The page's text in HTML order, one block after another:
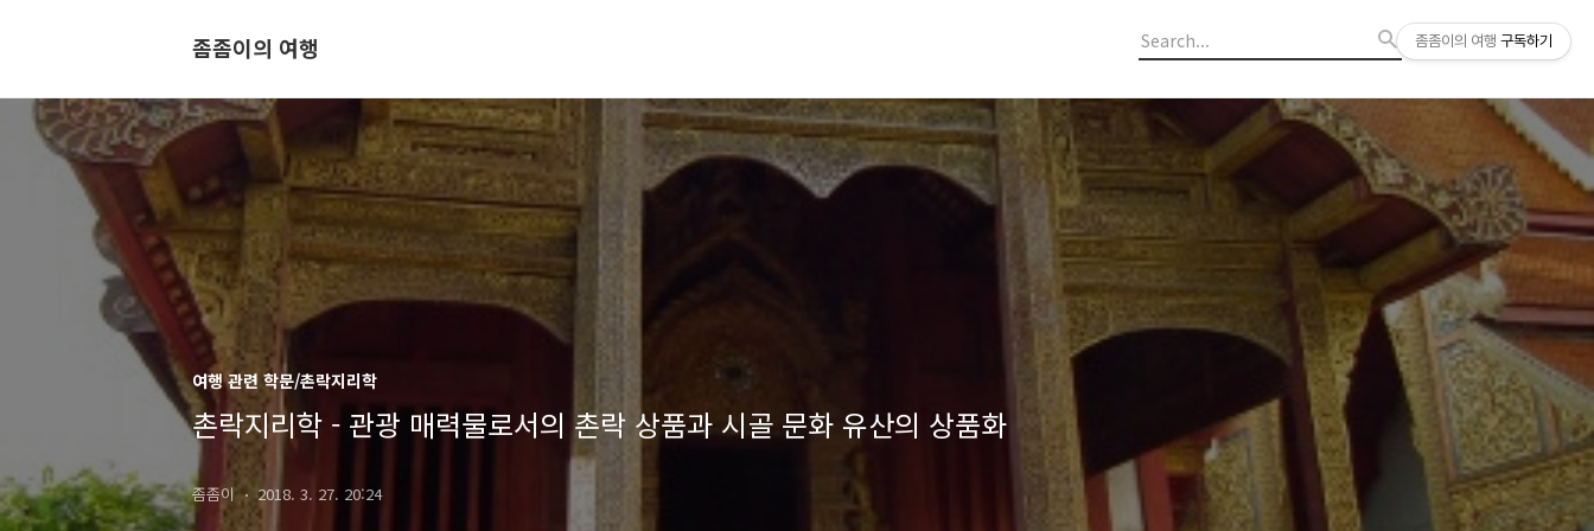
좀좀이의 여행
여행 관련 학문/촌락지리학
촌락지리학 - 관광 매력물로서의 촌락 상품과 시골 문화 유산의 상품화
좀좀이 2018. 3. 27. 20:24
좀좀이의 여행 구독하기